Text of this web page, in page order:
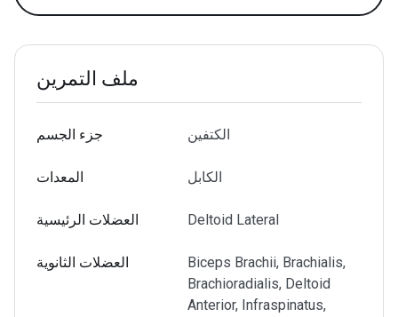
ملف التمرين
جزء الجسم الكتفين
المعدات الكابل
العضلات الرئيسية Deltoid Lateral
العضلات الثانوية
Biceps Brachii, Brachialis,
Brachioradialis, Deltoid
Anterior, Infraspinatus,